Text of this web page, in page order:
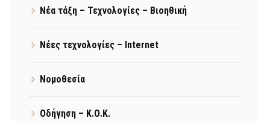
Νέα τάξη – Τεχνολογίες – Βιοηθική
Νέες τεχνολογίες – Internet
Νομοθεσία
Οδήγηση – Κ.Ο.Κ.